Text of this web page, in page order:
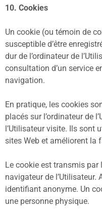
10. Cookies
Un cookie (ou témoin de
susceptible d’être
dur de l’ordinateur de
consultation d’un service
navigation.
En pratique, les cookies
placés sur l’ordinateur de
l’Utilisateur visite. Ils sont
sites Web et améliorent la
Le cookie est transmis par
navigateur de l’Utilisateur.
identifiant anonyme. Un
une personne physique.